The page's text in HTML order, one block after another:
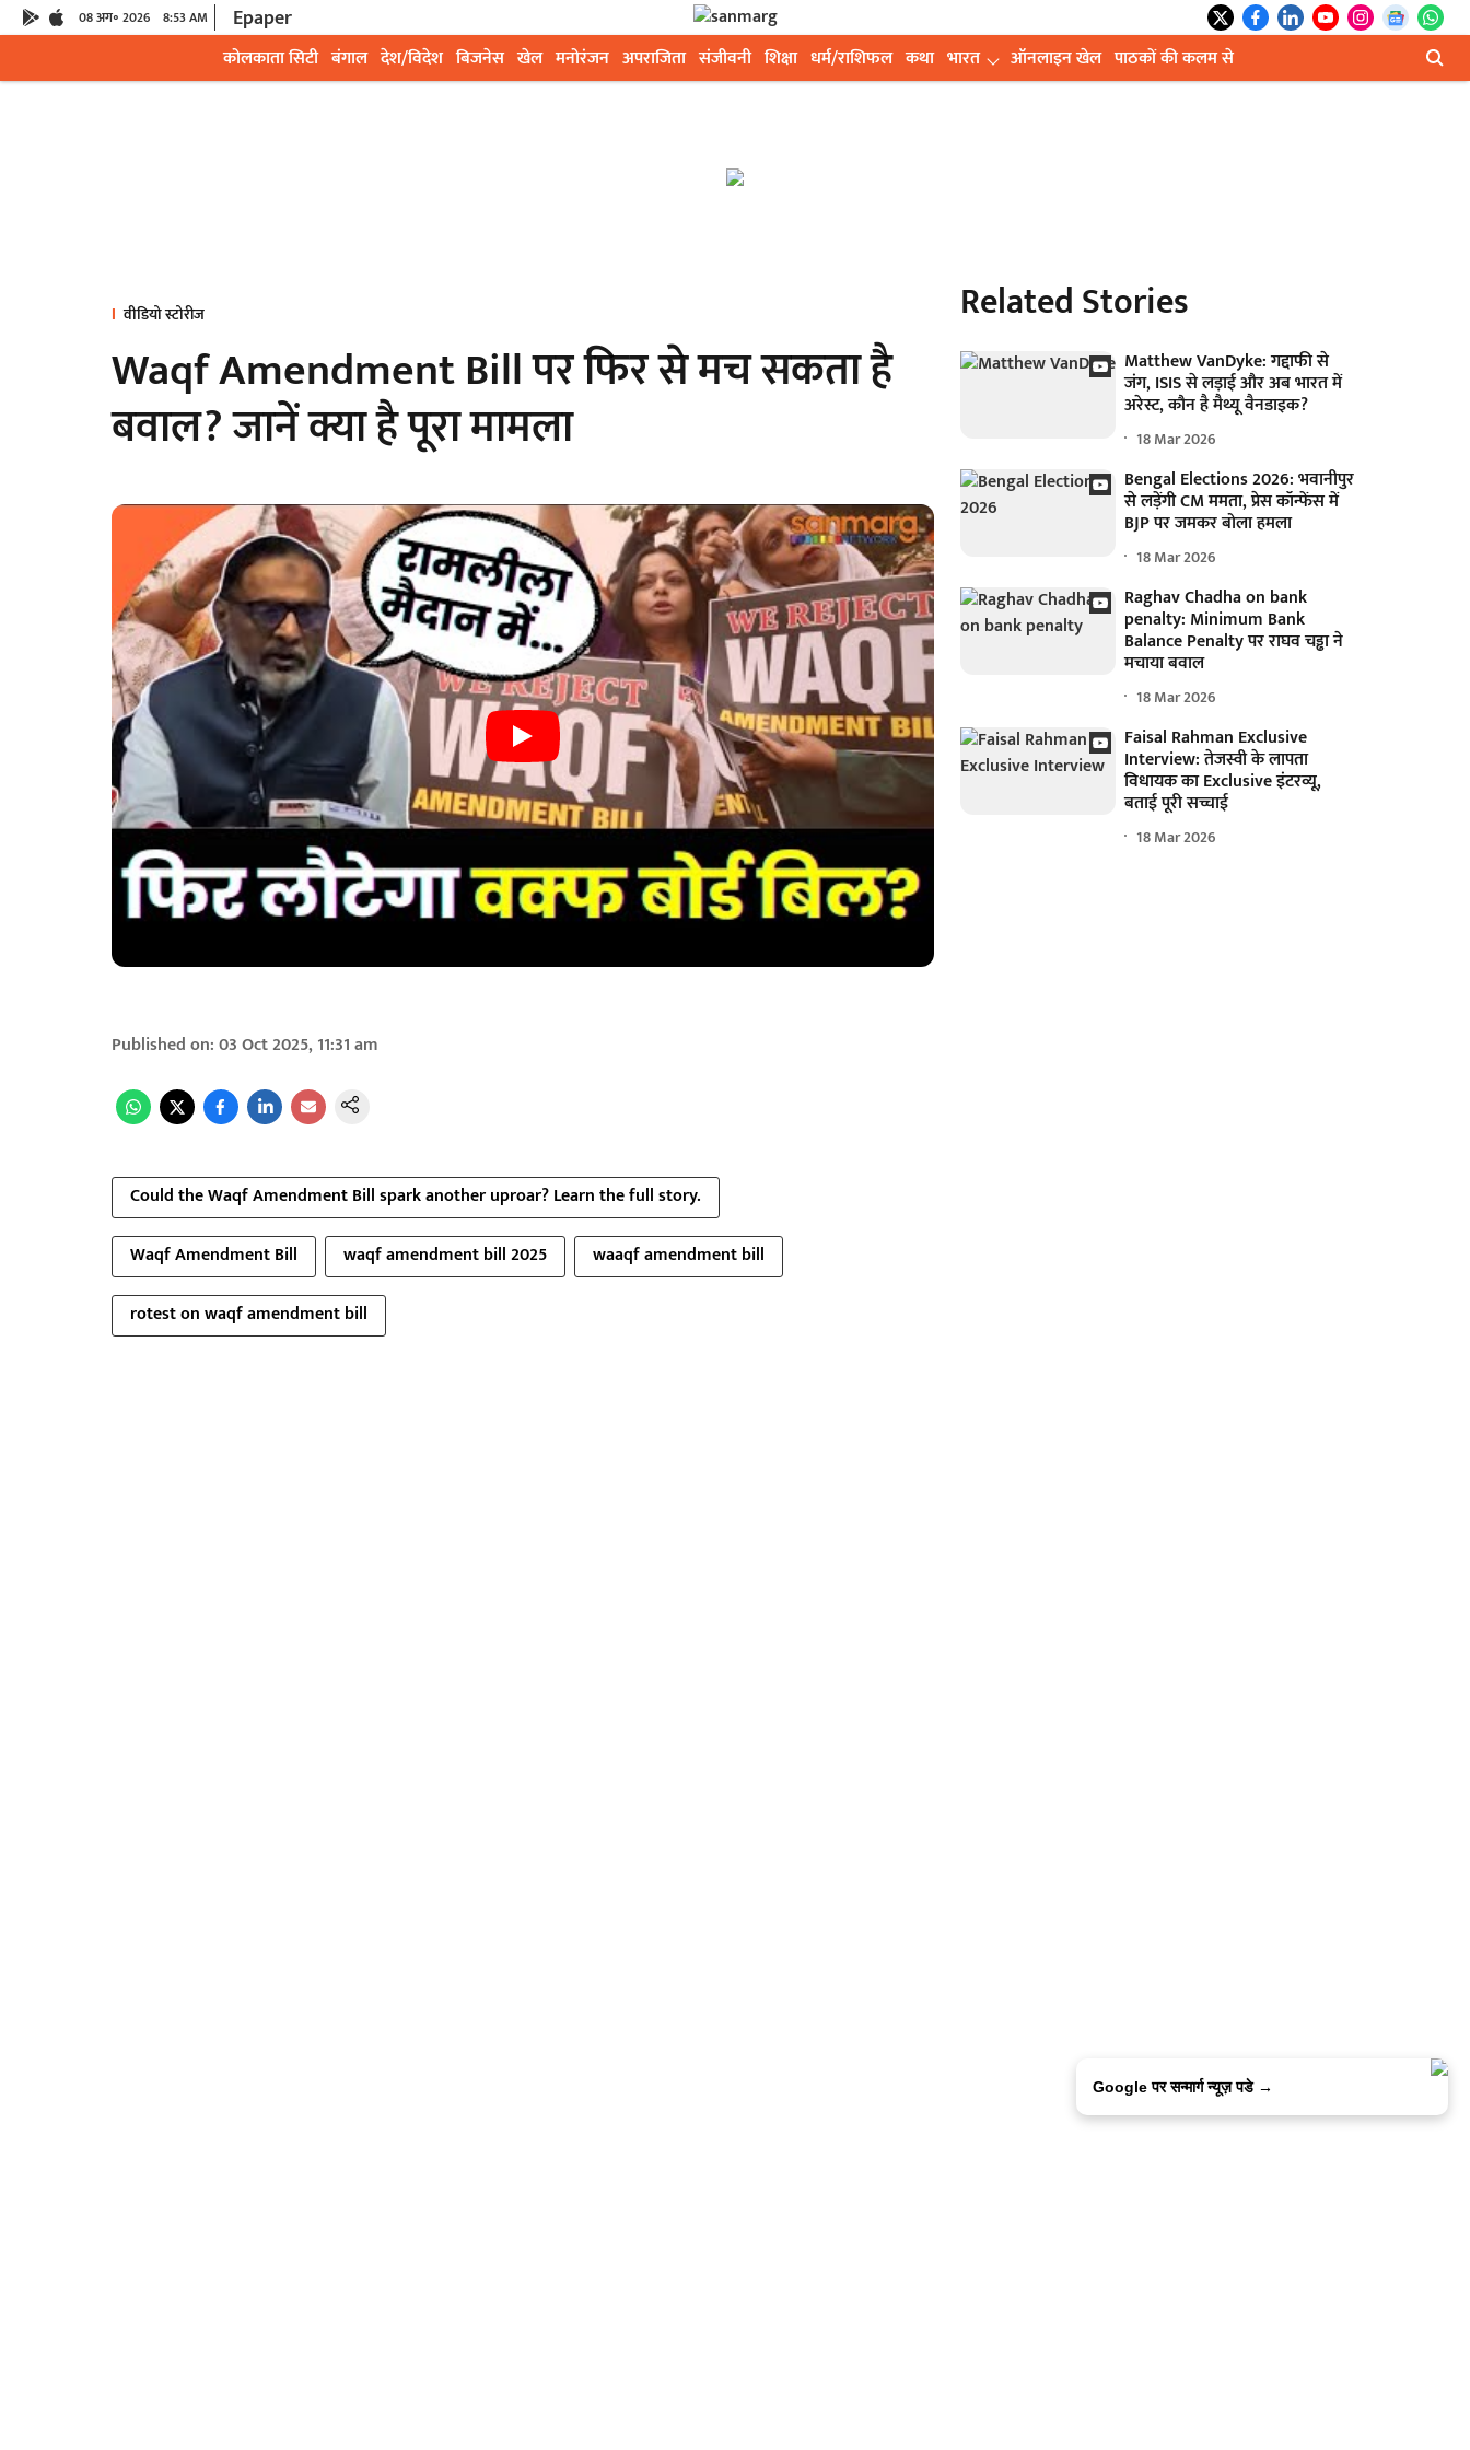
08 अग॰ 2026 8:53 AM Epaper
कोलकाता सिटी बंगाल देश/विदेश बिजनेस खेल मनोरंजन अपराजिता संजीवनी शिक्षा धर्म/राशिफल कथा भारत ऑनलाइन खेल पाठकों की कलम से
वीडियो स्टोरीज
Waqf Amendment Bill पर फिर से मच सकता है
बवाल? जानें क्या है पूरा मामला
Published on:03 Oct 2025, 11:31 am
Could the Waqf Amendment Bill spark another uproar? Learn the full story.
Waqf Amendment Bill
waqf amendment bill 2025
waaqf amendment bill
rotest on waqf amendment bill
Related Stories
Matthew VanDyke: गद्दाफी से
जंग, ISIS से लड़ाई और अब भारत में
अरेस्ट, कौन है मैथ्यू वैनडाइक?
18 Mar 2026
Bengal Elections 2026: भवानीपुर
से लड़ेंगी CM ममता, प्रेस कॉन्फेंस में
BJP पर जमकर बोला हमला
18 Mar 2026
Raghav Chadha on bank
penalty: Minimum Bank
Balance Penalty पर राघव चड्ढा ने
मचाया बवाल
18 Mar 2026
Faisal Rahman Exclusive
Interview: तेजस्वी के लापता
विधायक का Exclusive इंटरव्यू,
बताई पूरी सच्चाई
18 Mar 2026
Google पर सन्मार्ग न्यूज़ पडे →